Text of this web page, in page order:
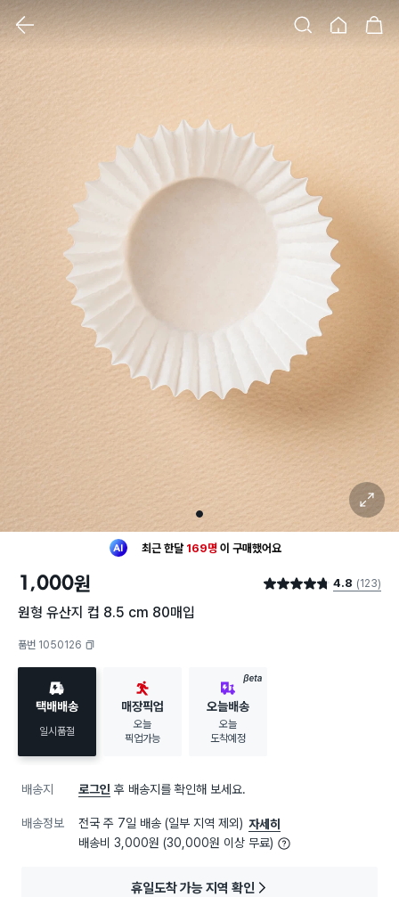
1
확대 보기
최근 한달 169명 이 구매했어요
구매했어요
1,000원 별점 4.8점 4.8 (123)
원형 유산지 컵 8.5 cm 80매입
품번 1050126
택배배송
일시품절
매장픽업
오늘
픽업가능
BETA
오늘배송
오늘
도착예정
배송지 로그인 후 배송지를 확인해 보세요.
배송정보 전국 주 7일 배송 (일부 지역 제외) 자세히
배송비 3,000원 (30,000원 이상 무료)
휴일도착 가능 지역 확인